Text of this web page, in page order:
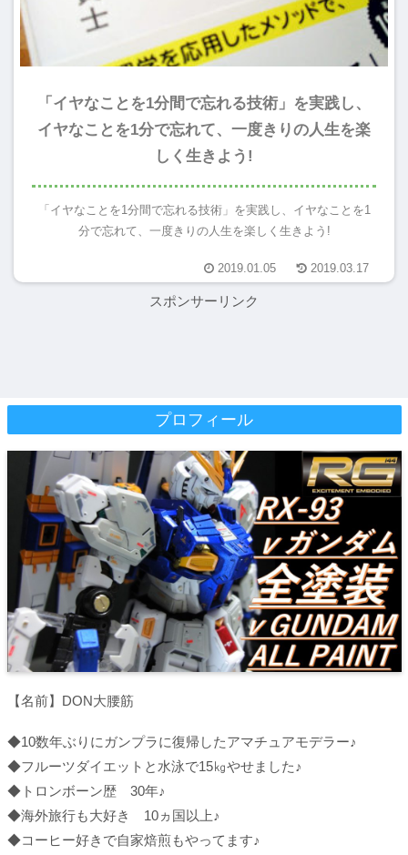
「イヤなことを1分間で忘れる技術」を実践し、
イヤなことを1分で忘れて、一度きりの人生を楽
しく生きよう!
「イヤなことを1分間で忘れる技術」を実践し、イヤなことを1
分で忘れて、一度きりの人生を楽しく生きよう!
2019.01.05 2019.03.17
スポンサーリンク
プロフィール
【名前】DON大腰筋
◆10数年ぶりにガンプラに復帰したアマチュアモデラー♪
◆フルーツダイエットと水泳で15㎏やせました♪
◆トロンボーン歴 30年♪
◆海外旅行も大好き 10ヵ国以上♪
◆コーヒー好きで自家焙煎もやってます♪